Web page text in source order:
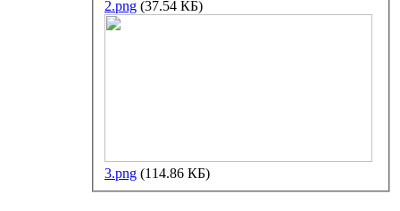
2.png (37.54 КБ)
3.png (114.86 КБ)